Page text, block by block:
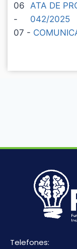
06
-
ATA DE
042/2025
07 -
Telefones: